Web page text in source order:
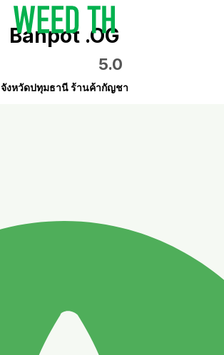
Banpot .OG
5.0
จังหวัดปทุมธานี ร้านค้ากัญชา